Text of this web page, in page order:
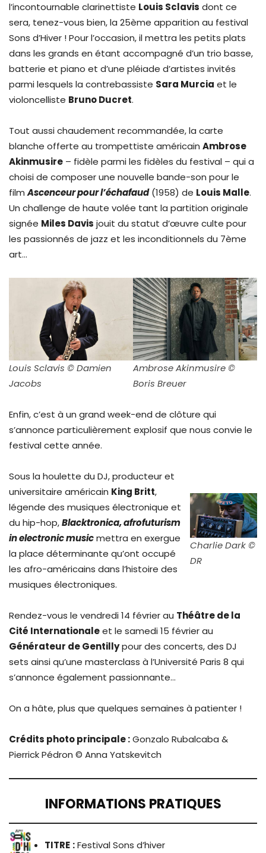
l’incontournable clarinettiste Louis Sclavis dont ce
sera, tenez-vous bien, la 25ème apparition au festival
Sons d’Hiver ! Pour l’occasion, il mettra les petits plats
dans les grands en étant accompagné d’un trio basse,
batterie et piano et d’une pléiade d’artistes invités
parmi lesquels la contrebassiste Sara Murcia et le
violoncelliste Bruno Ducret.
Tout aussi chaudement recommandée, la carte
blanche offerte au trompettiste américain Ambrose
Akinmusire – fidèle parmi les fidèles du festival – qui a
choisi de composer une nouvelle bande-son pour le
filmAscenceur pour l’échafaud(1958) de Louis Malle.
Un challenge de haute volée tant la partition originale
signée Miles Davis jouit du statut d’œuvre culte pour
les passionnés de jazz et les inconditionnels du 7ème
art…
Louis Sclavis © Damien
Jacobs
Ambrose Akinmusire ©
Boris Breuer
Enfin, c’est à un grand week-end de clôture qui
s’annonce particulièrement explosif que nous convie le
festival cette année.
Sous la houlette du DJ, producteur et
universitaire américain King Britt,
légende des musiques électronique et
du hip-hop,Blacktronica, afrofuturism
in electronic musicmettra en exergue
la place déterminante qu’ont occupé
les afro-américains dans l’histoire des
musiques électroniques.
Charlie Dark ©
DR
Rendez-vous le vendredi 14 février au Théâtre de la
Cité Internationaleet le samedi 15 février au
Générateur de Gentillypour des concerts, des DJ
sets ainsi qu’une masterclass à l’Université Paris 8 qui
s’annonce également passionnante…
On a hâte, plus que quelques semaines à patienter !
Crédits photo principale :Gonzalo Rubalcaba &
Pierrick Pédron © Anna Yatskevitch
INFORMATIONS PRATIQUES
TITRE :Festival Sons d’hiver